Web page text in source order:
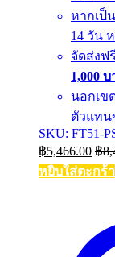
หากเป็
14 วัน
จัดส่งฟ
1,000
นอกเข
ตัวแทน
SKU: FT51-
฿5,466.00 ฿
หยิบใส่ตะกร้า